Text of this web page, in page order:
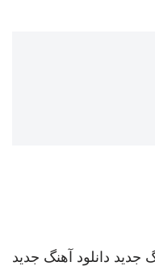
جدید دانلود آهنگ جدید